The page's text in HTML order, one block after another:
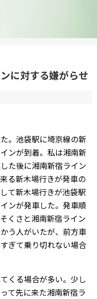
に対する嫌がらせ
。池袋駅に埼京線の新
ンが到着。私は湘南新
た後に湘南新宿ライン
る新木場行きが発車の
て新木場行きが池袋駅
ンが発車した。発車順
くさと湘南新宿ライン
う人がいたが、前方車
ぎて乗り切れない場合
くる場合が多い。少し
て先に来た湘南新宿ラ